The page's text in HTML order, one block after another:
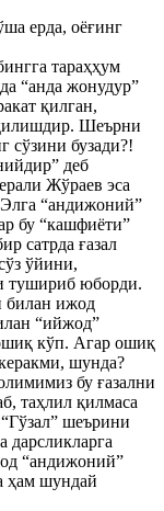
ерда, оёғинг
тараҳҳум
“анда жонудур”
қилган,
Шеърни
сўзини бузади?!
деб
Жўраев эса
“андижоний”
бу “кашфиёти”
сатрда ғазал
ўйини,
тушириб юборди.
билан ижод
“ийжод”
кўп. Агар ошиқ
шунда?
бу ғазални
таҳлил қилмаса
шеърини
дарсликларга
“андижоний”
ҳам шундай